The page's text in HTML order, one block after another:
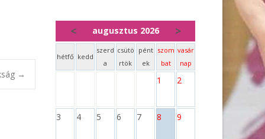
→
< augusztus 2026 >
hétfő kedd
szerd
a
csütö
rtök
pént
ek
szom
bat
vasár
nap
1 2
3 4 5 6 7 8 9